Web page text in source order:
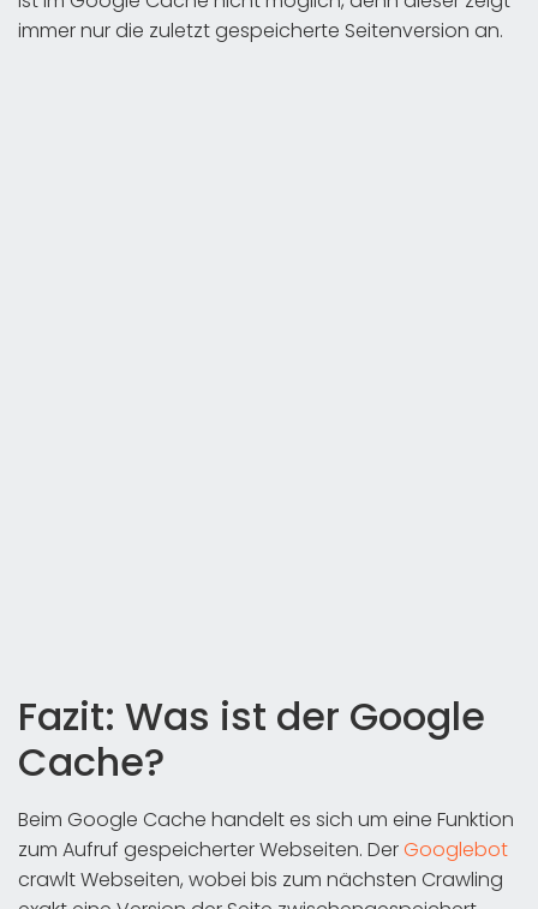
immer nur die zuletzt gespeicherte Seitenversion an.
Fazit: Was ist der Google
Cache?
Beim Google Cache handelt es sich um eine Funktion
zum Aufruf gespeicherter Webseiten. DerGooglebot
crawlt Webseiten, wobei bis zum nächsten Crawling